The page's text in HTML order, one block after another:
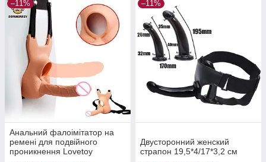
–11%
Анальний фалоімітатор на
ремені для подвійного
проникнення Lovetoy
–11%
Двусторонний женский
страпон 19,5*4/17*3,2 см